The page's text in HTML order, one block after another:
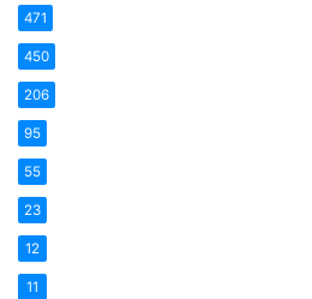
471
450
206
95
55
23
12
11